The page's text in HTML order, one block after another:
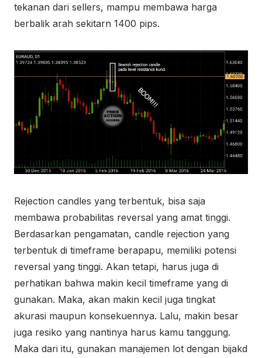
tekanan dari sellers, mampu membawa harga
berbalik arah sekitarn 1400 pips.
Rejection candles yang terbentuk, bisa saja
membawa probabilitas reversal yang amat tinggi.
Berdasarkan pengamatan, candle rejection yang
terbentuk di timeframe berapapu, memiliki potensi
reversal yang tinggi. Akan tetapi, harus juga di
perhatikan bahwa makin kecil timeframe yang di
gunakan. Maka, akan makin kecil juga tingkat
akurasi maupun konsekuennya. Lalu, makin besar
juga resiko yang nantinya harus kamu tanggung.
Maka dari itu, gunakan manajemen lot dengan bijakd